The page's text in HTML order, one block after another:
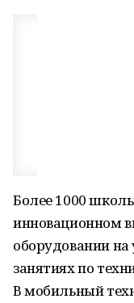
Более 1000
инновационном
оборудовании на
занятиях по
В мобильный